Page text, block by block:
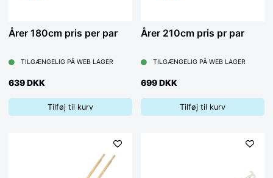
Årer 180cm pris per par
TILGÆNGELIG PÅ WEB LAGER
639 DKK
Tilføj til kurv
Årer 210cm pris pr par
TILGÆNGELIG PÅ WEB LAGER
699 DKK
Tilføj til kurv